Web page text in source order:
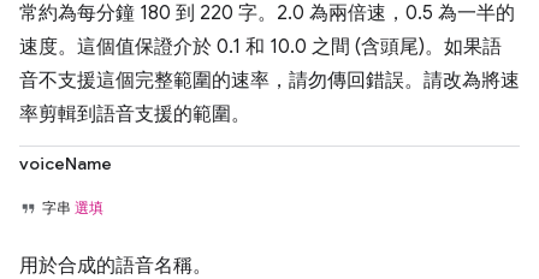
常約為每分鐘 180 到 220 字。2.0 為兩倍速，0.5 為一半的
速度。這個值保證介於 0.1 和 10.0 之間 (含頭尾)。如果語
音不支援這個完整範圍的速率，請勿傳回錯誤。請改為將速
率剪輯到語音支援的範圍。
voiceName
字串 選填
用於合成的語音名稱。